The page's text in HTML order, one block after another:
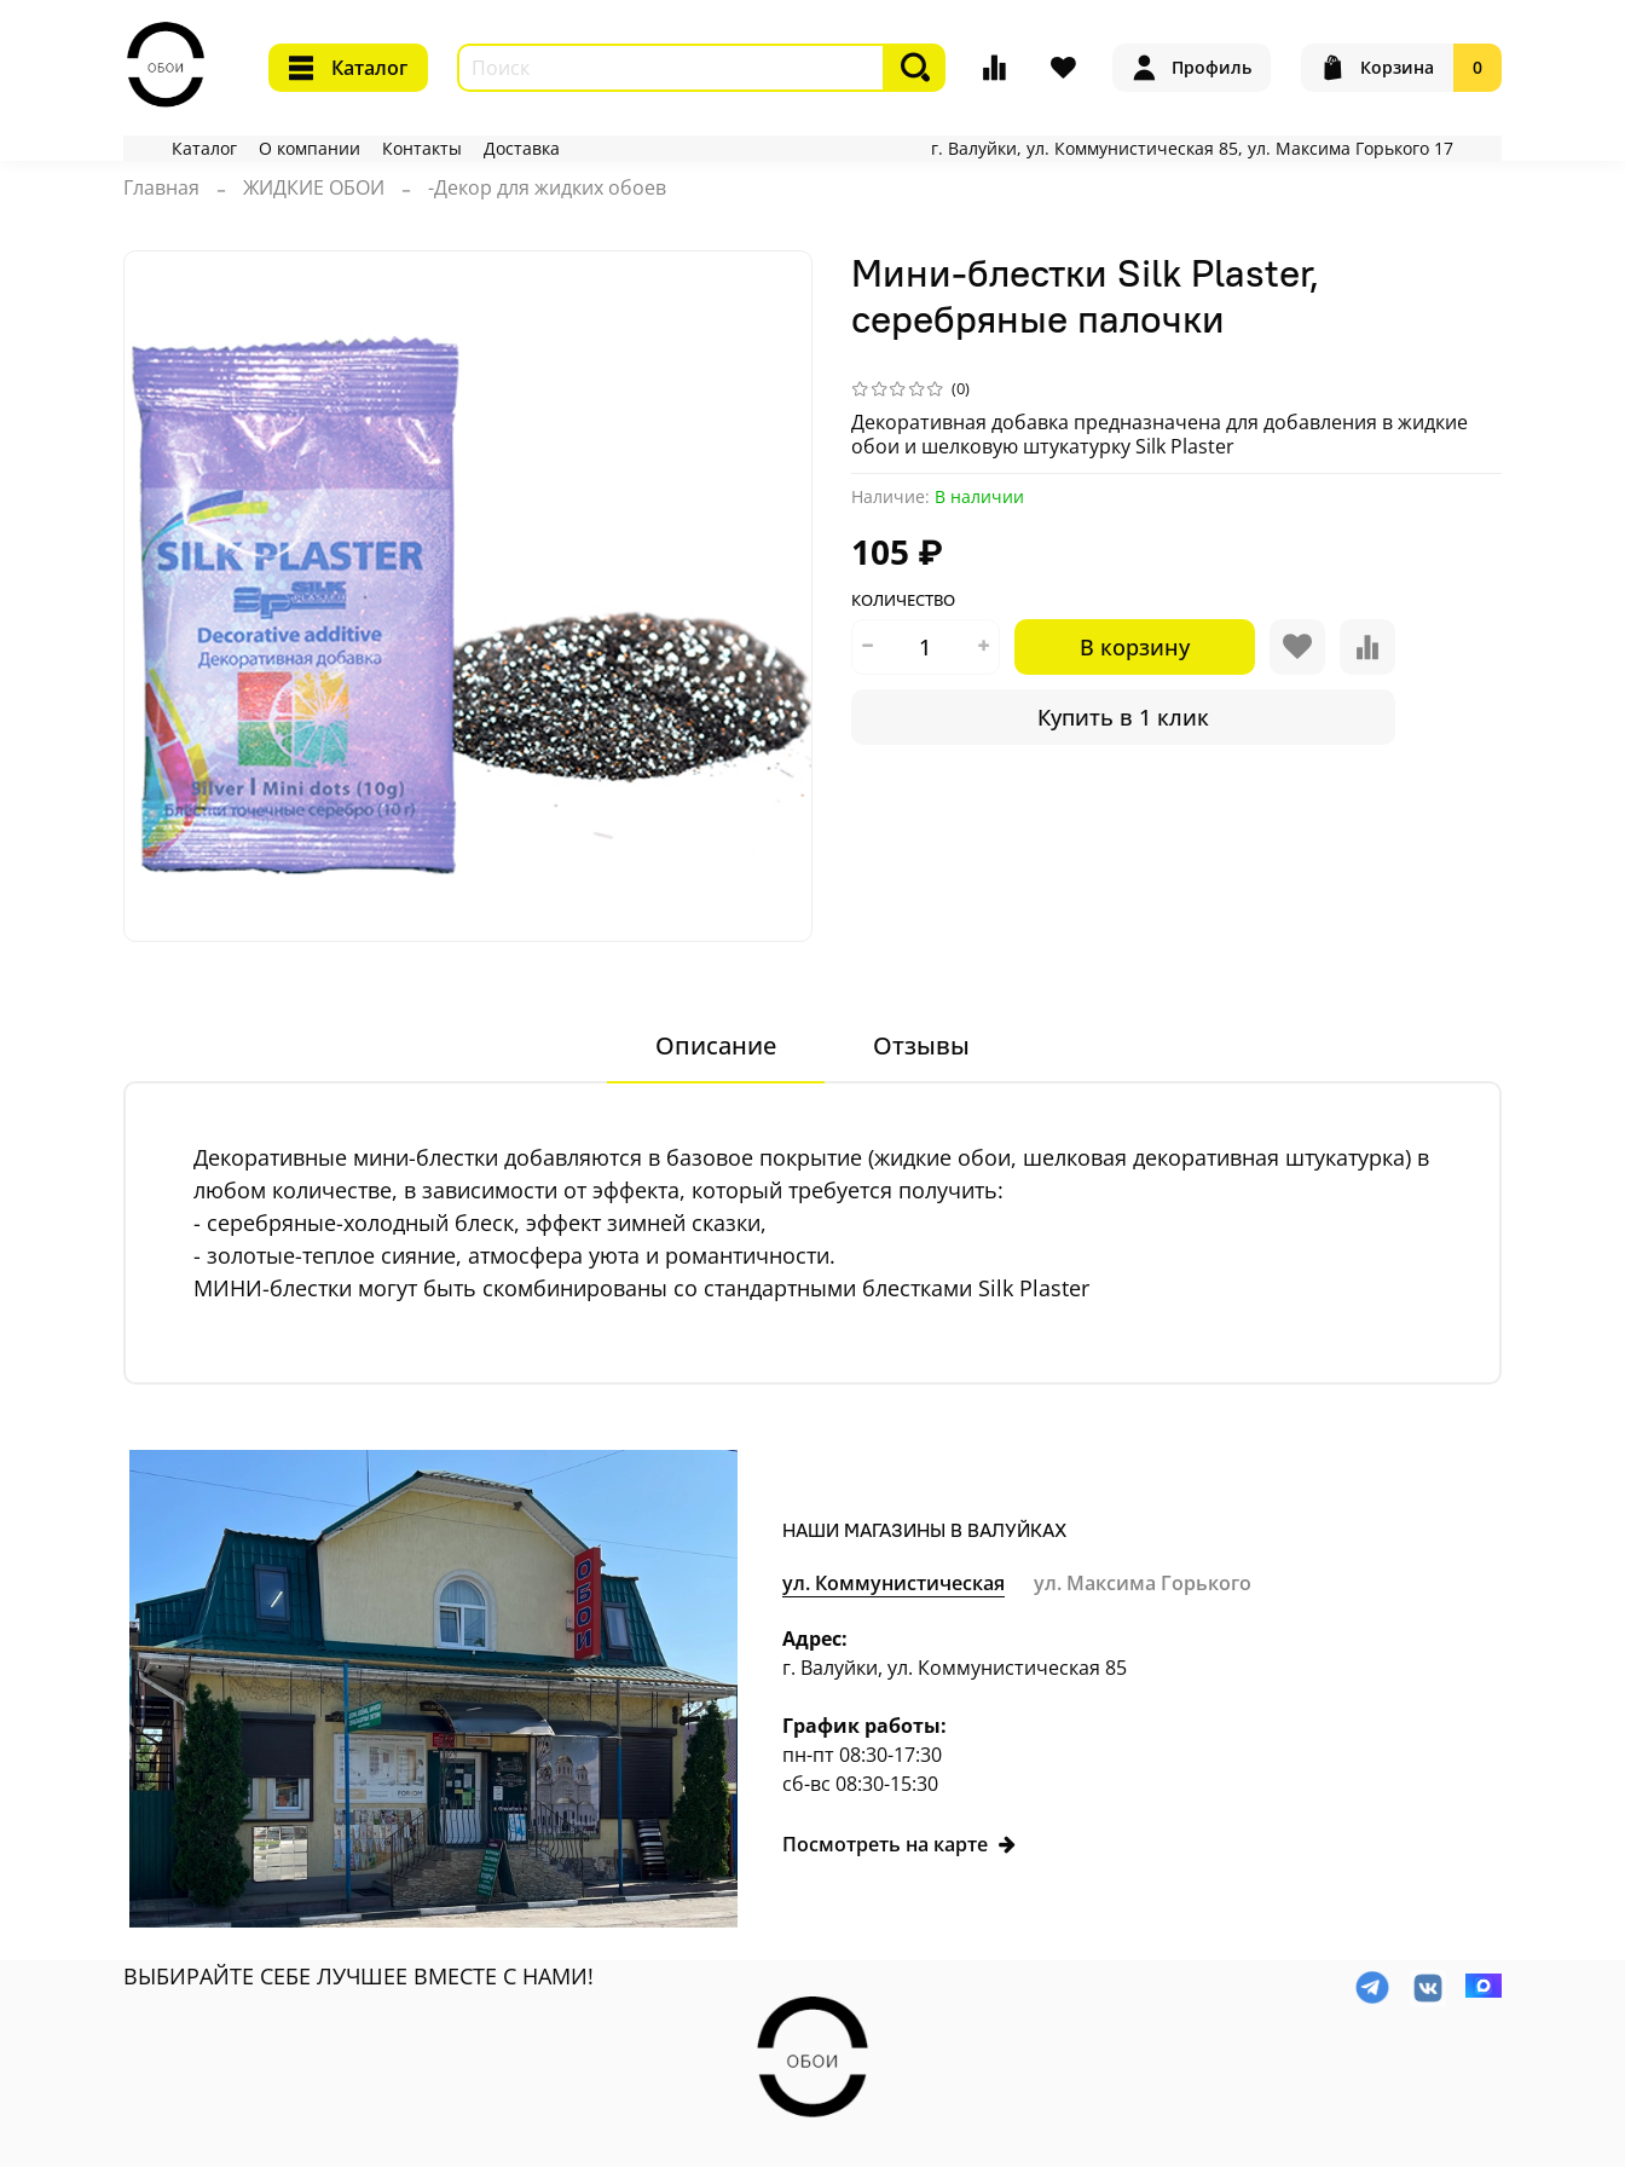
Каталог Профиль Корзина 0
Каталог О компании Контакты Доставка г. Валуйки, ул. Коммунистическая 85, ул. Максима Горького 17
Главная ЖИДКИЕ ОБОИ -Декор для жидких обоев
(0)
Наличие: В наличии
Мини-блестки Silk Plaster,
серебряные палочки
105 ₽
КОЛИЧЕСТВО
В корзину
Купить в 1 клик
Декоративная добавка предназначена для добавления в жидкие
обои и шелковую штукатурку Silk Plaster
Описание Отзывы
Декоративные мини-блестки добавляются в базовое покрытие (жидкие обои, шелковая декоративная штукатурка) в
любом количестве, в зависимости от эффекта, который требуется получить:
- серебряные-холодный блеск, эффект зимней сказки,
- золотые-теплое сияние, атмосфера уюта и романтичности.
МИНИ-блестки могут быть скомбинированы со стандартными блестками Silk Plaster
НАШИ МАГАЗИНЫ В ВАЛУЙКАХ
ул. Коммунистическая ул. Максима Горького
Адрес:
г. Валуйки, ул. Коммунистическая 85
График работы:
пн-пт 08:30-17:30
сб-вс 08:30-15:30
Посмотреть на карте
ВЫБИРАЙТЕ СЕБЕ ЛУЧШЕЕ ВМЕСТЕ С НАМИ!